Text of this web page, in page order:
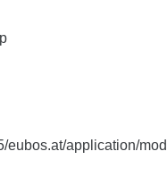
eubos.at/application/
eubos.at/application/